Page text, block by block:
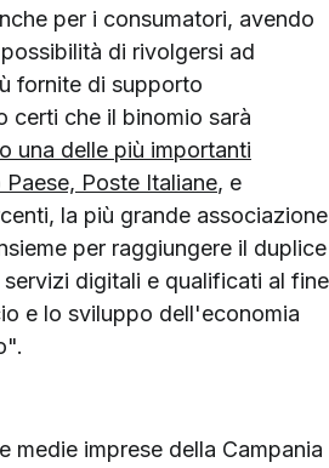
per i consumatori, avendo
di rivolgersi ad
fornite di supporto
certi che il binomio sarà
una delle più importanti
Poste Italiane, e
la più grande associazione
per raggiungere il duplice
digitali e qualificati al fine
e lo sviluppo dell'economia
medie imprese della Campania